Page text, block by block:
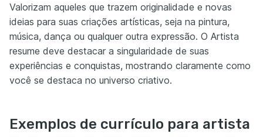
Valorizam aqueles que trazem originalidade e novas
ideias para suas criações artísticas, seja na pintura,
música, dança ou qualquer outra expressão. O Artista
resume deve destacar a singularidade de suas
experiências e conquistas, mostrando claramente como
você se destaca no universo criativo.
Exemplos de currículo para artista